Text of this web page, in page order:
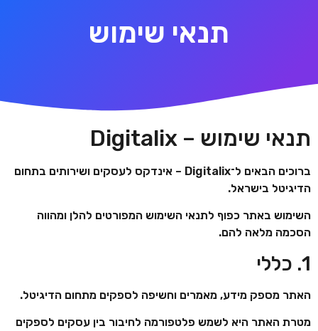
תנאי שימוש
תנאי שימוש – Digitalix
ברוכים הבאים ל־Digitalix – אינדקס לעסקים ושירותים בתחום
הדיגיטל בישראל.
השימוש באתר כפוף לתנאי השימוש המפורטים להלן ומהווה
הסכמה מלאה להם.
1. כללי
האתר מספק מידע, מאמרים וחשיפה לספקים מתחום הדיגיטל.
מטרת האתר היא לשמש פלטפורמה לחיבור בין עסקים לספקים